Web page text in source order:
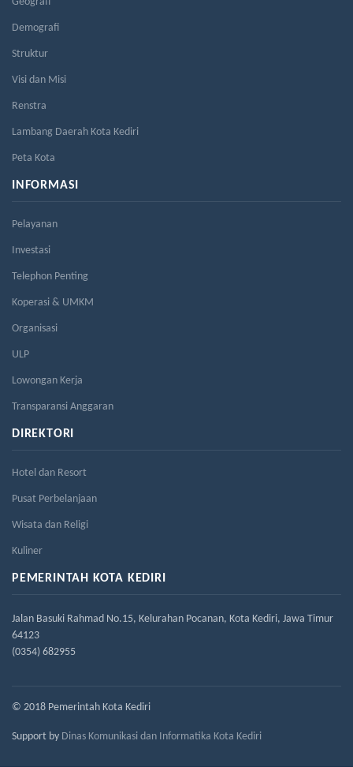
Demografi
Struktur
Visi dan Misi
Renstra
Lambang Daerah Kota Kediri
Peta Kota
INFORMASI
Pelayanan
Investasi
Telephon Penting
Koperasi & UMKM
Organisasi
ULP
Lowongan Kerja
Transparansi Anggaran
DIREKTORI
Hotel dan Resort
Pusat Perbelanjaan
Wisata dan Religi
Kuliner
PEMERINTAH KOTA KEDIRI
Jalan Basuki Rahmad No.15, Kelurahan Pocanan, Kota Kediri, Jawa Timur
64123
(0354) 682955
© 2018 Pemerintah Kota Kediri
Support by Dinas Komunikasi dan Informatika Kota Kediri